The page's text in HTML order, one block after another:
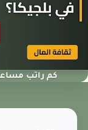
كم راتب مساعد